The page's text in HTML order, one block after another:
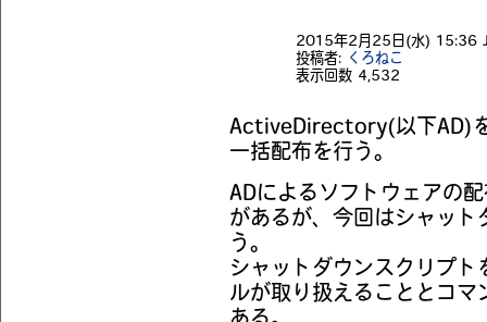
2015年2月25日(水) 15:36
投稿者:
くろねこ
表示回数 4,532
ActiveDirectory(以下AD)
一括配布を行う。
ADによるソフトウェアの
があるが、今回はシャッ
う。
シャットダウンスクリプ
ルが取り扱えることとコ